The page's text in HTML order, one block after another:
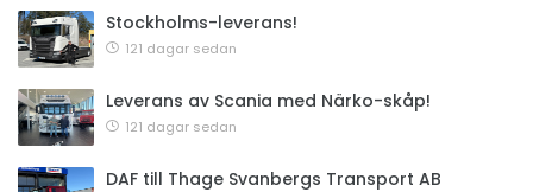
Stockholms-leverans!
121 dagar sedan
Leverans av Scania med Närko-skåp!
121 dagar sedan
DAF till Thage Svanbergs Transport AB